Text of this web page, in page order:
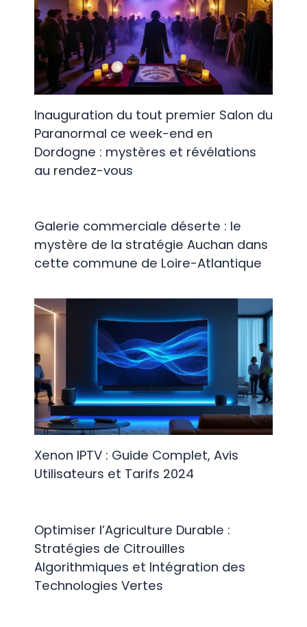
Inauguration du tout premier Salon du
Paranormal ce week-end en
Dordogne : mystères et révélations
au rendez-vous
Galerie commerciale déserte : le
mystère de la stratégie Auchan dans
cette commune de Loire-Atlantique
Xenon IPTV : Guide Complet, Avis
Utilisateurs et Tarifs 2024
Optimiser l’Agriculture Durable :
Stratégies de Citrouilles
Algorithmiques et Intégration des
Technologies Vertes